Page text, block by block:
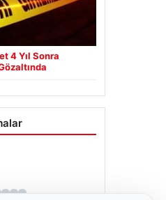
4 Yıl Sonra